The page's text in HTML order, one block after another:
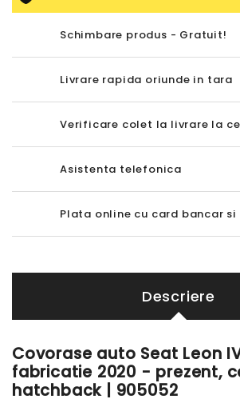
Schimbare produs - Gratuit!
Livrare rapida oriunde in tara
Verificare colet la livrare la
Asistenta telefonica
Plata online cu card bancar
Descriere
Covorase auto Seat Leon
fabricatie 2020 - prezent,
hatchback | 905052